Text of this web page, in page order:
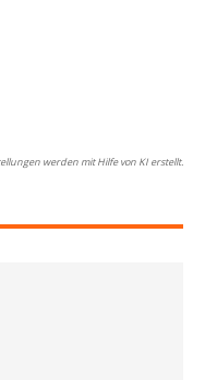
werden mit Hilfe von KI erstellt.